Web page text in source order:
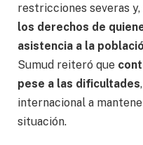
restricciones severas y,
los derechos de
asistencia a la
Sumud reiteró que
pese a las dificultades
internacional a
situación.